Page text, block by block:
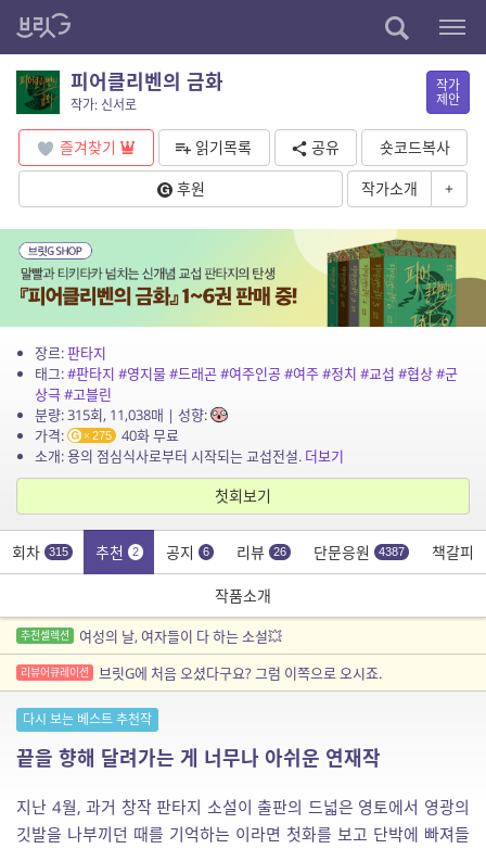
피어클리벤의 금화
작가: 신서로
작가
제안
즐겨찾기 읽기목록 공유
숏코드복사
후원
작가소개 +
장르:판타지
태그:#판타지 #영지물#드래곤#여주인공#여주#정치 #교섭 #협상#군
상극#고블린
분량: 315회, 11,038매 | 성향:
가격:
275
40화 무료
소개: 용의 점심식사로부터 시작되는 교섭전설. 더보기
첫회보기
회차 315 추천 2 공지 6 리뷰 26 단문응원 4387 책갈피
작품소개
추천셀렉션 여성의 날, 여자들이 다 하는 소설💥
리뷰어큐레이션 브릿G에 처음 오셨다구요? 그럼 이쪽으로 오시죠.
다시 보는 베스트 추천작
끝을 향해 달려가는 게 너무나 아쉬운 연재작
지난 4월, 과거 창작 판타지 소설이 출판의 드넓은 영토에서 영광의
깃발을 나부끼던 때를 기억하는 이라면 첫화를 보고 단박에 빠져들